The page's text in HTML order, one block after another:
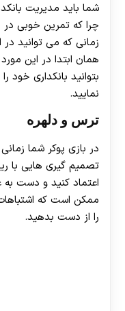
30 تا 50
شما باید مدیریت
چرا که تمرین خوبی در
زمانی که می توانید
همان ابتدا در این
بتوانید بانکداری خود
نمایید.
ترس و دلهره
در بازی پوکر شما
تصمیم گیری هایی با
اعتماد کنید و دست به
ممکن است که
را از دست بدهید.